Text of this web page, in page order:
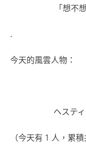
「想不
.
今天的風雲人物：
ヘステ
（今天有 1 人，累